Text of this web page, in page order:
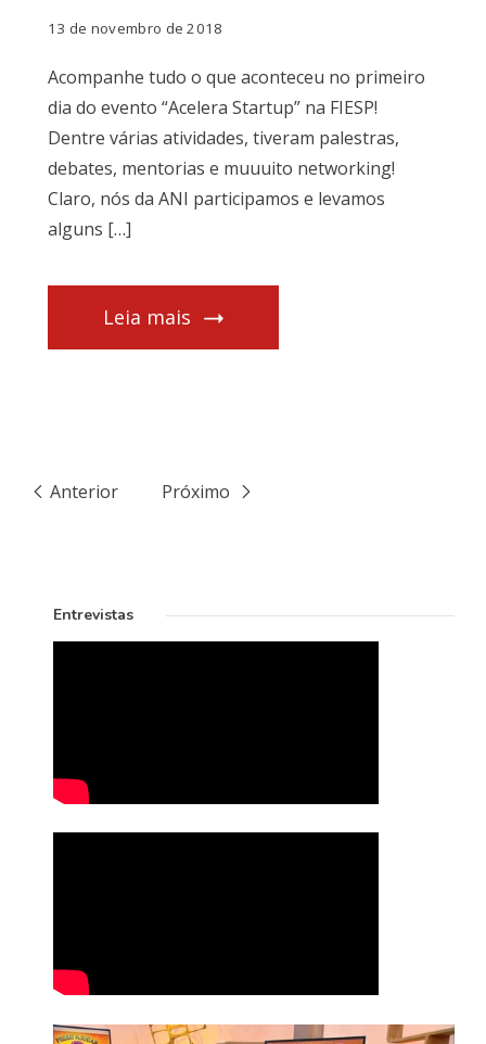
13 de novembro de 2018
Acompanhe tudo o que aconteceu no primeiro
dia do evento “Acelera Startup” na FIESP!
Dentre várias atividades, tiveram palestras,
debates, mentorias e muuuito networking!
Claro, nós da ANI participamos e levamos
alguns […]
Leia mais
Anterior Próximo
Entrevistas